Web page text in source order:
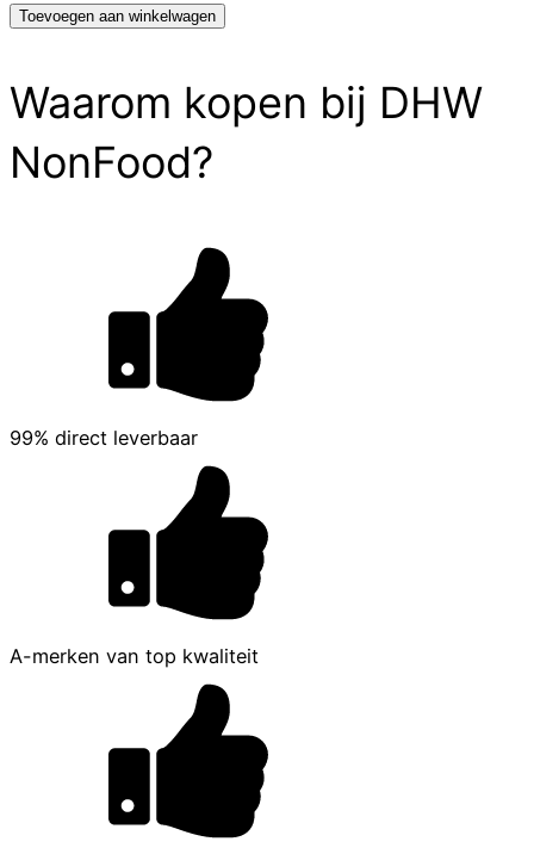
aantal
Toevoegen aan winkelwagen
Waarom kopen bij DHW
NonFood?
99% direct leverbaar
A-merken van top kwaliteit